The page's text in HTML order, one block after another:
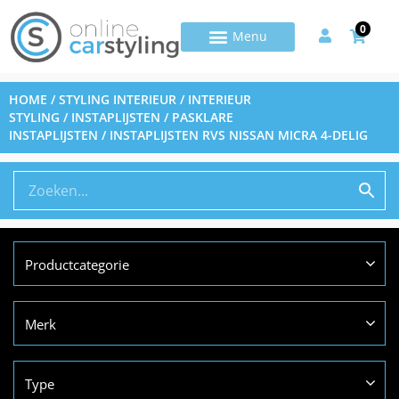
0
HOME /STYLING INTERIEUR / INTERIEUR
STYLING / INSTAPLIJSTEN / PASKLARE
INSTAPLIJSTEN / INSTAPLIJSTEN RVS NISSAN MICRA 4-DELIG
Productcategorie
Merk
Type